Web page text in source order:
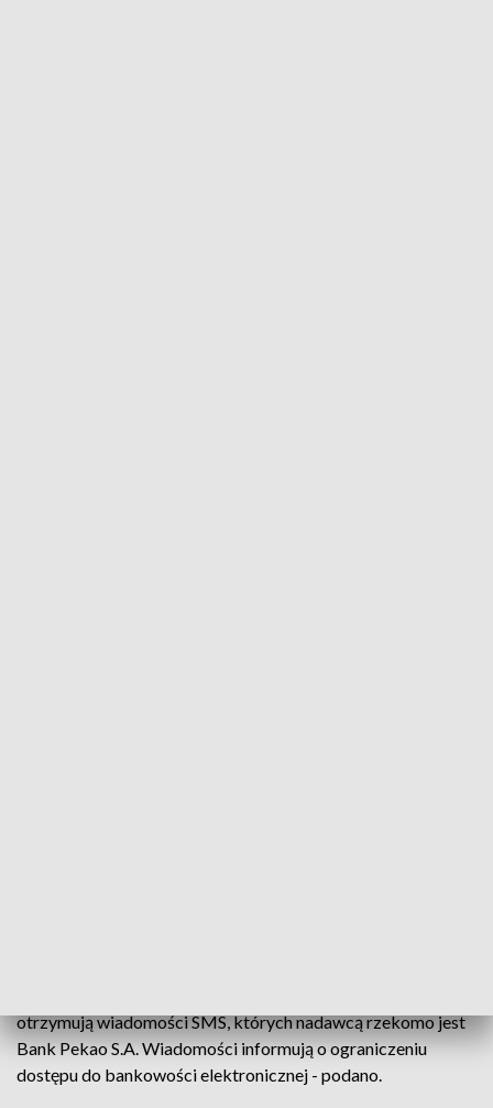
otrzymują wiadomości SMS, których nadawcą rzekomo jest
Bank Pekao S.A. Wiadomości informują o ograniczeniu
dostępu do bankowości elektronicznej - podano.